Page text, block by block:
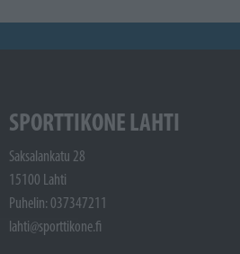
SPORTTIKONE LAHTI
Saksalankatu 28
15100 Lahti
Puhelin: 037347211
lahti@sporttikone.fi